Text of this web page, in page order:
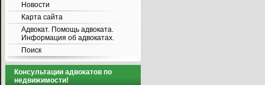
Новости
Карта сайта
Адвокат. Помощь адвоката.
Информация об адвокатах.
Поиск
Консультации адвокатов по
недвижимости!